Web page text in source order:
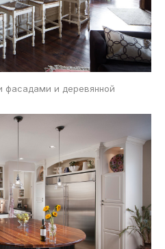
фасадами и деревянной